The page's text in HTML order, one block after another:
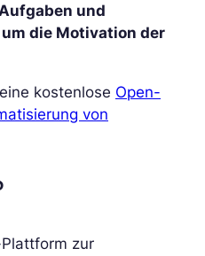
und
die Motivation der
kostenlose Open-
von
zur